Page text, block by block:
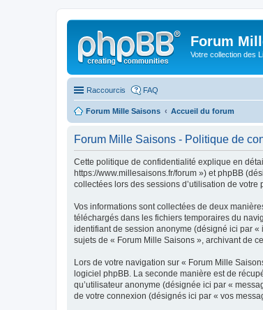
Forum
Votre collection des
Raccourcis FAQ
Forum Mille Saisons Accueil du forum
Forum Mille Saisons - Politique de
Cette politique de confidentialité explique en
https://www.millesaisons.fr/forum ») et phpBB
collectées lors des sessions d’utilisation de
Vos informations sont collectées de deux
téléchargés dans les fichiers temporaires du
identifiant de session anonyme (désigné ici par
sujets de « Forum Mille Saisons », archivant de
Lors de votre navigation sur « Forum Mille
logiciel phpBB. La seconde manière est de
qu’utilisateur anonyme (désignée ici par «
de votre connexion (désignés ici par « vos